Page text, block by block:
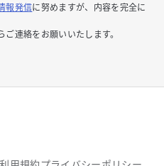
報発信に努めますが、内容を完全に
ご連絡をお願いいたします。